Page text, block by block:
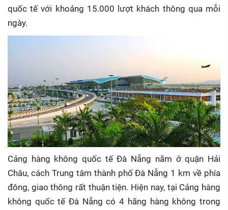
quốc tế với khoảng 15.000 lượt khách thông qua mỗi
ngày.
Cảng hàng không quốc tế Đà Nẵng nằm ở quận Hải
Châu, cách Trung tâm thành phố Đà Nẵng 1 km về phía
đông, giao thông rất thuận tiện. Hiện nay, tại Cảng hàng
không quốc tế Đà Nẵng có 4 hãng hàng không trong